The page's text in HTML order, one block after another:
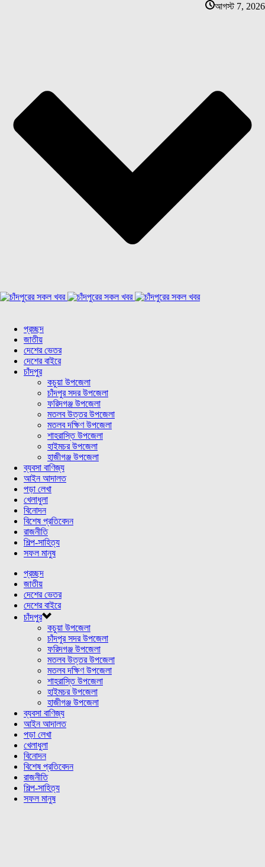
আগস্ট 7, 2026
প্রচ্ছদ
জাতীয়
দেশের ভেতর
দেশের বাইরে
চাঁদপুর
কচুয়া উপজেলা
চাঁদপুর সদর উপজেলা
ফরিদগঞ্জ উপজেলা
মতলব উত্তর উপজেলা
মতলব দক্ষিণ উপজেলা
শাহরাস্তি উপজেলা
হাইমচর উপজেলা
হাজীগঞ্জ উপজেলা
ব্যবসা বাণিজ্য
আইন আদালত
পড়া লেখা
খেলাধুলা
বিনোদন
বিশেষ প্রতিবেদন
রাজনীতি
শিল্প-সাহিত্য
সফল মানুষ
প্রচ্ছদ
জাতীয়
দেশের ভেতর
দেশের বাইরে
চাঁদপুর
কচুয়া উপজেলা
চাঁদপুর সদর উপজেলা
ফরিদগঞ্জ উপজেলা
মতলব উত্তর উপজেলা
মতলব দক্ষিণ উপজেলা
শাহরাস্তি উপজেলা
হাইমচর উপজেলা
হাজীগঞ্জ উপজেলা
ব্যবসা বাণিজ্য
আইন আদালত
পড়া লেখা
খেলাধুলা
বিনোদন
বিশেষ প্রতিবেদন
রাজনীতি
শিল্প-সাহিত্য
সফল মানুষ